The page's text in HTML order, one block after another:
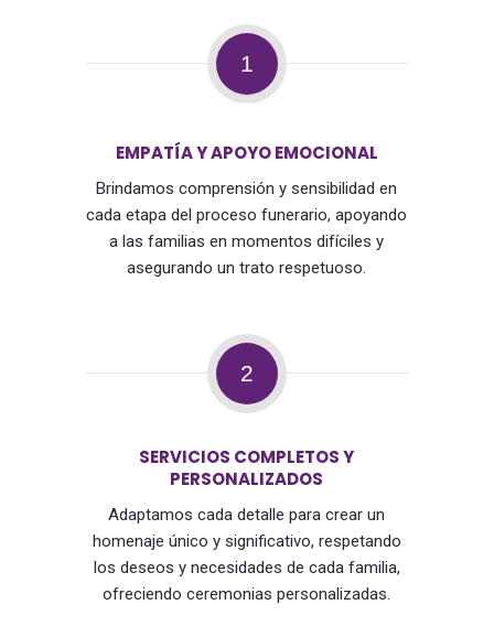
1
EMPATÍA Y APOYO EMOCIONAL
Brindamos comprensión y sensibilidad en
cada etapa del proceso funerario, apoyando
a las familias en momentos difíciles y
asegurando un trato respetuoso.
2
SERVICIOS COMPLETOS Y
PERSONALIZADOS
Adaptamos cada detalle para crear un
homenaje único y significativo, respetando
los deseos y necesidades de cada familia,
ofreciendo ceremonias personalizadas.